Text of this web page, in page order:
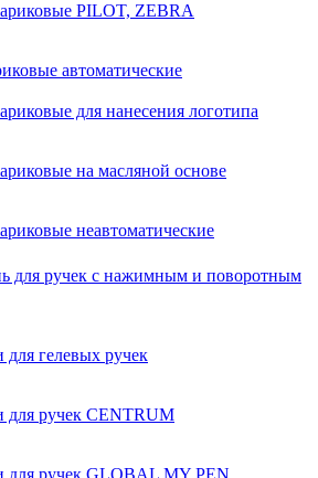
PILOT, ZEBRA
автоматические
для нанесения логотипа
на масляной основе
неавтоматические
для ручек с нажимным и поворотным
гелевых ручек
для ручек CENTRUM
для ручек GLOBAL MY PEN